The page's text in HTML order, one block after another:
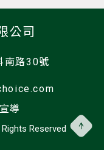
公司
南路30號
導
Reserved